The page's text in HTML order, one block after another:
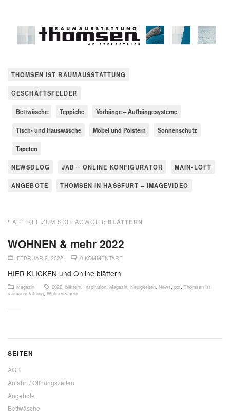
THOMSEN IST RAUMAUSSTATTUNG
GESCHÄFTSFELDER
Bettwäsche Teppiche Vorhänge – Aufhängesysteme
Tisch- und Hauswäsche Möbel und Polstern Sonnenschutz
Tapeten
NEWSBLOG JAB – ONLINE KONFIGURATOR MAIN-LOFT
ANGEBOTE THOMSEN IN HASSFURT – IMAGEVIDEO
ARTIKEL ZUM SCHLAGWORT: BLÄTTERN
WOHNEN & mehr 2022
FEBRUAR 9, 2022 0 KOMMENTARE
HIER KLICKEN und Online blättern
Magazin 2022 blättern Inspiration Magazin Neuigkeiten News pdf Thomsen ist
raumausstattung Wohnen&mehr
SEITEN
AGB
Anfahrt / Öffnungszeiten
Angebote
Bettwäsche